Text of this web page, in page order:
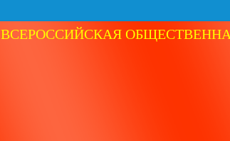
ВСЕРОССИЙСКАЯ